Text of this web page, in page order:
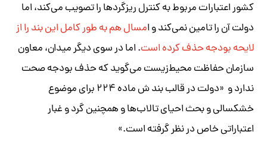
کشور اعتبارات مربوط به کنترل ریزگردها را تصویب می‌کند، اما
دولت آن را تامین نمی‌کند و امسال هم به طور کامل این بند را از
لایحه بودجه حذف کرده است. اما در سوی دیگر میدان، معاون
سازمان حفاظت محیط‌زیست می‌گوید که حذف بودجه صحت
ندارد و «دولت در قالب بند ش ماده ۲۲۴ برای موضوع
خشکسالی و بحث احیای تالاب‌ها و همچنین گرد و غبار
اعتباراتی خاص در نظر گرفته است.»